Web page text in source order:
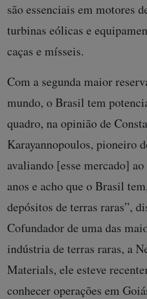
são essenciais em motores
turbinas eólicas e
caças e mísseis.
Com a segunda maior
mundo, o Brasil tem
quadro, na opinião de
Karayannopoulos, pioneiro
avaliando [esse mercado]
anos e acho que o Brasil
depósitos de terras raras”,
Cofundador de uma das
indústria de terras raras, a
Materials, ele esteve
conhecer operações em